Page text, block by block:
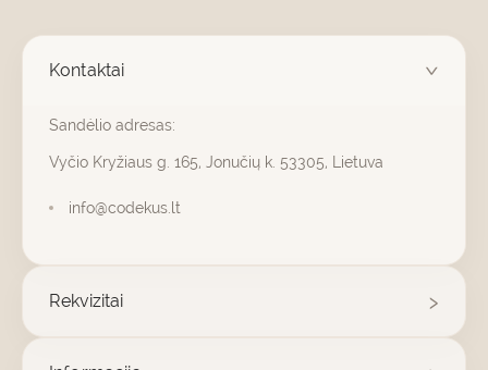
Kontaktai
Sandėlio adresas:
Vyčio Kryžiaus g. 165, Jonučių k. 53305, Lietuva
info@codekus.lt
Rekvizitai